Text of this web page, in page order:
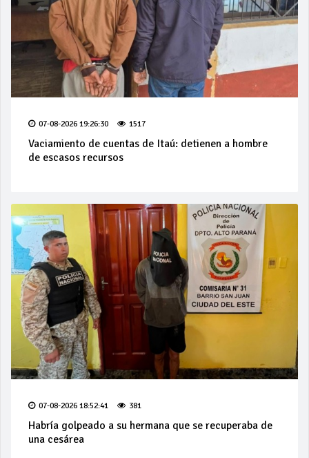
07-08-2026 19:26:30 1517
Vaciamiento de cuentas de Itaú: detienen a hombre
de escasos recursos
07-08-2026 18:52:41 381
Habría golpeado a su hermana que se recuperaba de
una cesárea